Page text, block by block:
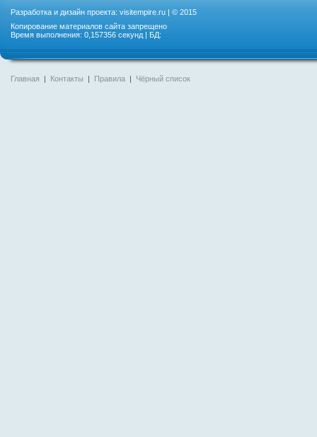
Разработка и дизайн проекта: visitempire.ru | © 2015
Копирование материалов сайта запрещено
Время выполнения: 0,157356 секунд | БД:
Главная | Контакты | Правила | Чёрный список